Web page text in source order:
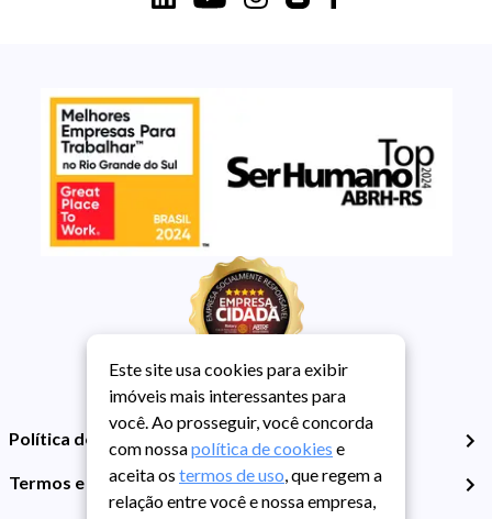
Política de Privacidade
Termos e Condições de Uso
Este site usa cookies para exibir
imóveis mais interessantes para
você. Ao prosseguir, você concorda
com nossapolítica de cookies e
aceita os termos de uso, que regem a
relação entre você e nossa empresa,